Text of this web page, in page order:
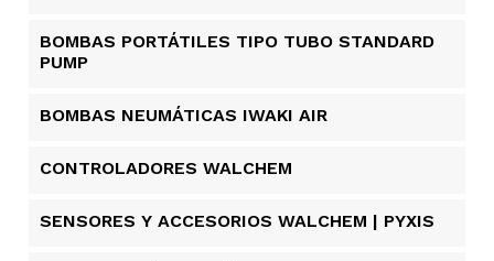
BOMBAS PORTÁTILES TIPO TUBO STANDARD
PUMP
BOMBAS NEUMÁTICAS IWAKI AIR
CONTROLADORES WALCHEM
SENSORES Y ACCESORIOS WALCHEM | PYXIS